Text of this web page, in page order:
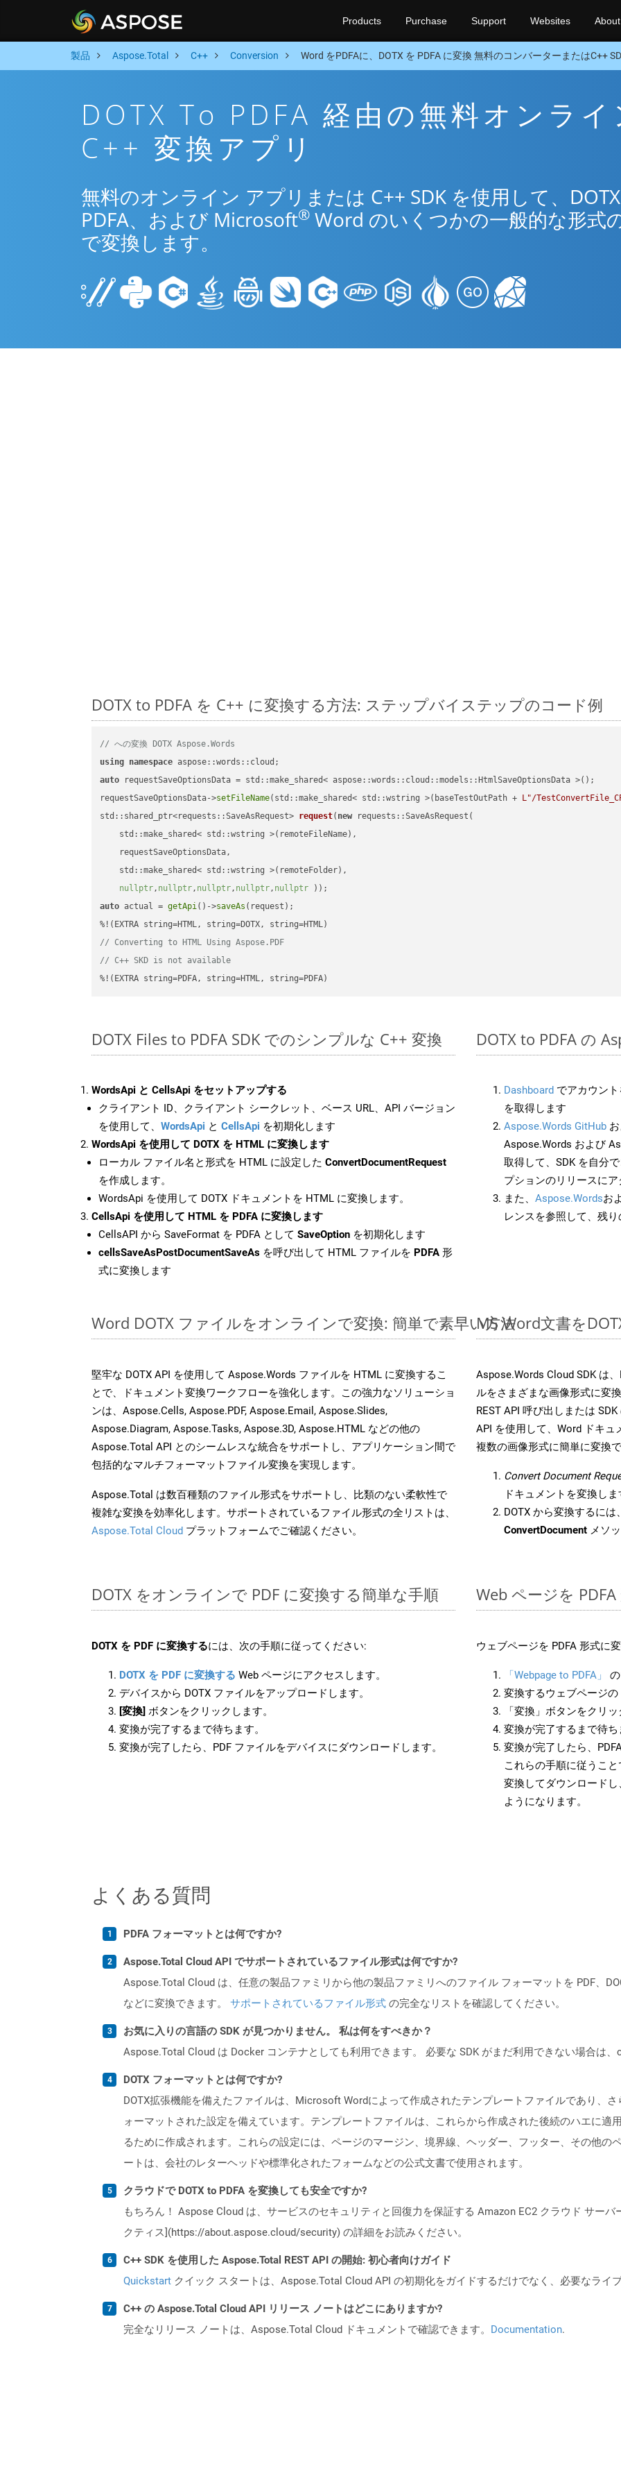
Products Purchase Support Websites About
製品 Aspose.Total C++ Conversion Word をPDFAに、DOTX を PDFA に変換 無料のコンバーターまたはC++
DOTX To PDFA 経由の無料オンライ
C++ 変換アプリ
無料のオンライン アプリまたは C++ SDK を使用して、
PDFA、および Microsoft® Word のいくつかの一般的な形式
で変換します。
DOTX to PDFA を C++ に変換する方法: ステップバイステップのコード例
// への変換 DOTX Aspose.Words
using namespace
auto requestSaveOptionsData = std::make_shared< aspose::words::cloud::models::HtmlSaveOptionsData >();
requestSaveOptionsData->setFileName(std::make_shared< std::wstring >(baseTestOutPath + L"/
std::shared_ptr<requests::SaveAsRequest> request( new requests::SaveAsRequest(
    std::make_shared< std::wstring >(remoteFileName),
    requestSaveOptionsData,
    std::make_shared< std::wstring >(remoteFolder),
nullptr, nullptr, nullptr, nullptr, nullptr ))
auto actual = getApi()->saveAs (request);
// Converting to HTML Using Aspose.PDF
// C++ SKD is not available
%!(EXTRA string=PDFA, string=HTML, string=PDFA)
DOTX Files to PDFA SDK でのシンプルな C++ 変換
WordsApi と CellsApi をセットアップする
クライアント ID、クライアント シークレット、ベース URL、API バージョン
を使用して、 WordsApi と CellsApi を初期化します
WordsApi を使用して DOTX を HTML に変換します
ローカル ファイル名と形式を HTML に設定した ConvertDocumentRequest
を作成します。
WordsApi を使用して DOTX ドキュメントを HTML に変換します。
CellsApi を使用して HTML を PDFA に変換します
CellsAPI から SaveFormat を PDFA として SaveOption を初期化します
cellsSaveAsPostDocumentSaveAs を呼び出して HTML ファイルを PDFA 形
式に変換します
DOTX to PDFA の
Dashboard でアカウン
を取得します
Aspose.Words GitHub
Aspose.Words および
取得して、SDK を自分
プションのリリースにア
また、 Aspose.Wordsお
レンスを参照して、残
Word DOTX ファイルをオンラインで変換: 簡単で素早い方法
堅牢な DOTX API を使用して Aspose.Words ファイルを HTML に変換するこ
とで、ドキュメント変換ワークフローを強化します。この強力なソリューショ
ンは、Aspose.Cells, Aspose.PDF, Aspose.Email, Aspose.Slides,
Aspose.Diagram, Aspose.Tasks, Aspose.3D, Aspose.HTML などの他の
Aspose.Total API とのシームレスな統合をサポートし、アプリケーション間で
包括的なマルチフォーマットファイル変換を実現します。
Aspose.Total は数百種類のファイル形式をサポートし、比類のない柔軟性で
複雑な変換を効率化します。サポートされているファイル形式の全リストは、
Aspose.Total Cloud プラットフォームでご確認ください。
MS Word文書を
Aspose.Words Cloud SDK は
ルをさまざまな画像形式に変
REST API 呼び出しまたは
API を使用して、Word ドキュ
複数の画像形式に簡単に変換で
Convert Document
ドキュメントを変換しま
DOTX から変換するに
ConvertDocument メソ
DOTX をオンラインで PDF に変換する簡単な手順
DOTX を PDF に変換するには、次の手順に従ってください:
DOTX を PDF に変換する Web ページにアクセスします。
デバイスから DOTX ファイルをアップロードします。
[変換] ボタンをクリックします。
変換が完了するまで待ちます。
変換が完了したら、PDF ファイルをデバイスにダウンロードします。
Web ページを
ウェブページを PDFA 形式に
「Webpage to PDFA」
変換するウェブページの
「変換」ボタンをクリ
変換が完了するまで待ち
変換が完了したら、
これらの手順に従うこ
変換してダウンロード
ようになります。
よくある質問
PDFA フォーマットとは何ですか?
Aspose.Total Cloud API でサポートされているファイル形式は何ですか?
Aspose.Total Cloud は、任意の製品ファミリから他の製品ファミリへのファイル フォーマットを PDF、
などに変換できます。 サポートされているファイル形式 の完全なリストを確認してください。
お気に入りの言語の SDK が見つかりません。 私は何をすべきか？
Aspose.Total Cloud は Docker コンテナとしても利用できます。 必要な SDK がまだ利用できない場合は、
DOTX フォーマットとは何ですか?
DOTX拡張機能を備えたファイルは、Microsoft Wordによって作成されたテンプレートファイルであり、
ォーマットされた設定を備えています。テンプレートファイルは、これらから作成された後続のハエに適
るために作成されます。これらの設定には、ページのマージン、境界線、ヘッダー、フッター、その他の
ートは、会社のレターヘッドや標準化されたフォームなどの公式文書で使用されます。
クラウドで DOTX to PDFA を変換しても安全ですか?
もちろん！ Aspose Cloud は、サービスのセキュリティと回復力を保証する Amazon EC2 クラウド サー
クティス](https://about.aspose.cloud/security) の詳細をお読みください。
C++ SDK を使用した Aspose.Total REST API の開始: 初心者向けガイド
Quickstart クイック スタートは、Aspose.Total Cloud API の初期化をガイドするだけでなく、必要なライ
C++ の Aspose.Total Cloud API リリース ノートはどこにありますか?
完全なリリース ノートは、Aspose.Total Cloud ドキュメントで確認できます。 Documentation.